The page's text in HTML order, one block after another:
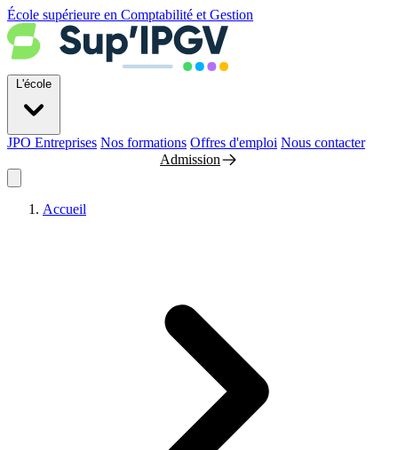
École supérieure en Comptabilité et Gestion
L'école
JPO Entreprises Nos formations Offres d'emploi Nous contacter
Admission
Accueil